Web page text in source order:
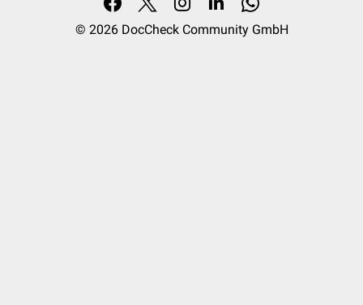
© 2026 DocCheck Community GmbH